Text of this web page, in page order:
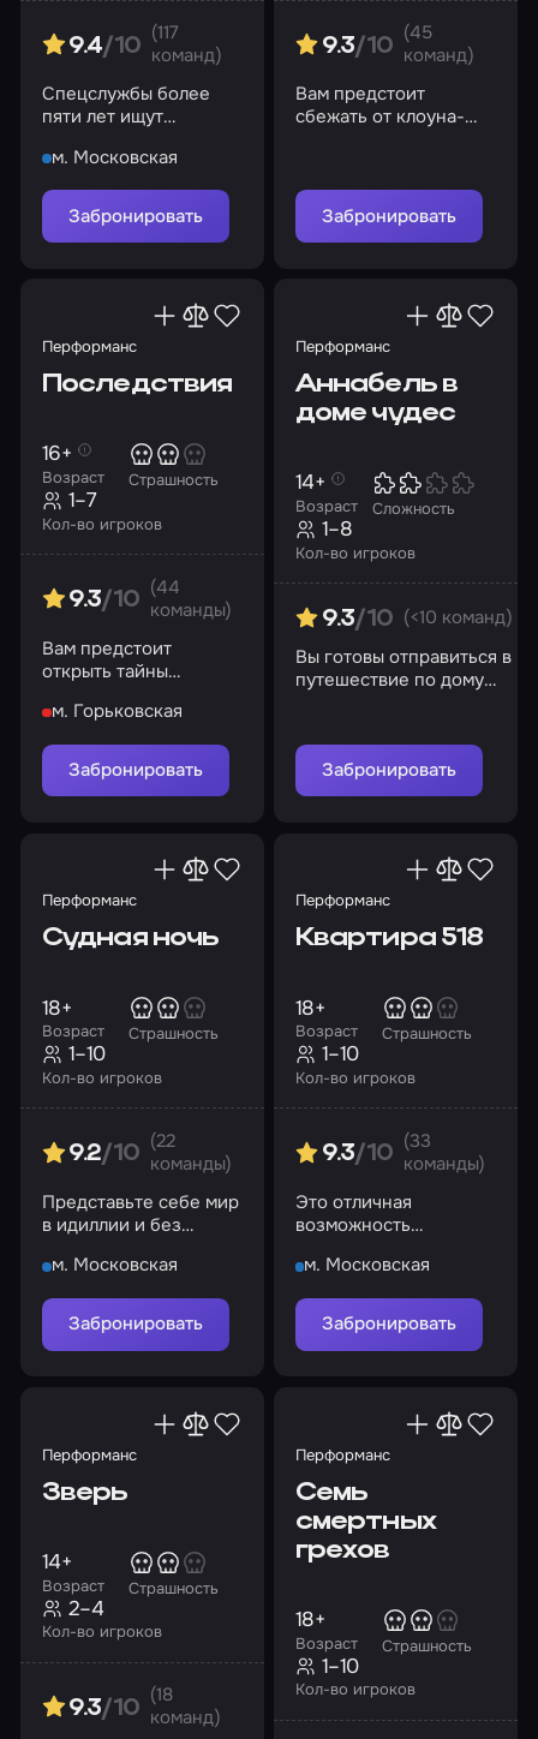
9.4/10
(117
команд)
Спецслужбы более
пяти лет ищут
все попытки обречены
на провал…
м. Московская
Забронировать
9.3/10
(45
команд)
Вам предстоит
сбежать от клоуна-
распилить вас
Забронировать
Перформанс
Последствия
Возраст
16+
Страшность
Кол-во игроков
1–7
9.3/10
(44
команды)
Вам предстоит
открыть тайны
м. Горьковская
Забронировать
Перформанс
Аннабель в
доме чудес
Возраст
14+
Сложность
Кол-во игроков
1–8
9.3/10 (<10 команд)
Вы готовы отправиться в
путешествие по дому
Забронировать
Перформанс
Судная ночь
Возраст
18+
Страшность
Кол-во игроков
1–10
9.2/10
(22
команды)
Представьте себе мир
в идиллии и без
недоверия, но что за
этим стоит?
м. Московская
Забронировать
Перформанс
Квартира 518
Возраст
18+
Страшность
Кол-во игроков
1–10
9.3/10
(33
команды)
Это отличная
возможность
м. Московская
Забронировать
Перформанс
Зверь
Возраст
14+
Страшность
Кол-во игроков
2–4
9.3/10
(18
команд)
Перформанс
Семь
смертных
грехов
Возраст
18+
Страшность
Кол-во игроков
1–10